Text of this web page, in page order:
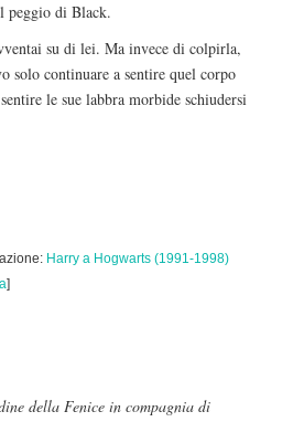
peggio di Black.
su di lei. Ma invece di colpirla,
solo continuare a sentire quel corpo
le sue labbra morbide schiudersi
Harry a Hogwarts (1991-1998)
]
della Fenice in compagnia di